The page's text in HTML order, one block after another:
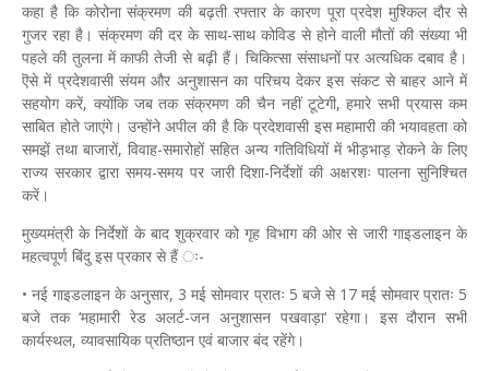
कहा है कि कोरोना संक्रमण की बढ़ती रफ्तार के कारण पूरा प्रदेश मुश्किल दौर से
गुजर रहा है। संक्रमण की दर के साथ-साथ कोविड से होने वाली मौतों की संख्या भी
पहले की तुलना में काफी तेजी से बढ़ी हैं। चिकित्सा संसाधनों पर अत्यधिक दबाव है।
ऎसे में प्रदेशवासी संयम और अनुशासन का परिचय देकर इस संकट से बाहर आने में
सहयोग करें, क्योंकि जब तक संक्रमण की चैन नहीं टूटेगी, हमारे सभी प्रयास कम
साबित होते जाएंगे। उन्होंने अपील की है कि प्रदेशवासी इस महामारी की भयावहता को
समझें तथा बाजारों, विवाह-समारोहों सहित अन्य गतिविधियों में भीड़भाड़ रोकने के लिए
राज्य सरकार द्वारा समय-समय पर जारी दिशा-निर्देशों की अक्षरशः पालना सुनिश्चित
करें।
मुख्यमंत्री के निर्देशों के बाद शुक्रवार को गृह विभाग की ओर से जारी गाइडलाइन के
महत्वपूर्ण बिंदु इस प्रकार से हैं ः-
• नई गाइडलाइन के अनुसार, 3 मई सोमवार प्रातः 5 बजे से 17 मई सोमवार प्रातः 5
बजे तक ‘महामारी रेड अलर्ट-जन अनुशासन पखवाड़ा‘ रहेगा। इस दौरान सभी
कार्यस्थल, व्यावसायिक प्रतिष्ठान एवं बाजार बंद रहेंगे।